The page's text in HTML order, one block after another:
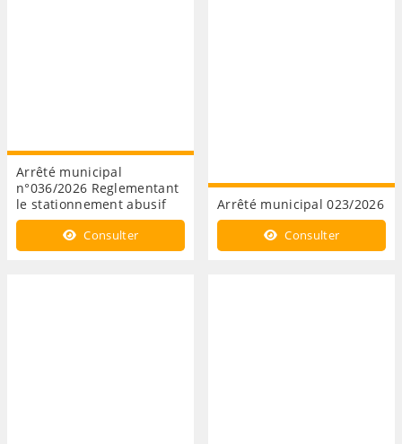
Arrêté municipal
n°036/2026 Reglementant
le stationnement abusif
Consulter
Arrêté municipal 023/2026
Consulter